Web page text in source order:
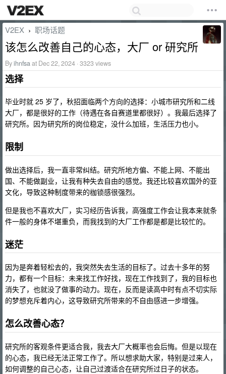
V2EX › 职场话题
该怎么改善自己的心态，大厂 or 研究所
Byihnfsaat Dec 22, 2024 · 3323 views
选择
毕业时就 25 岁了，秋招面临两个方向的选择：小城市研究所和二线
大厂，都是很好的工作（待遇在各自赛道里都很好）。我最后选择了
研究所。因为研究所的岗位稳定，没什么加班，生活压力也小。
限制
做出选择后，我一直非常纠结。研究所地方偏、不能上网、不能出
国、不能做副业，让我有种失去自由的感觉。我还比较喜欢国外的亚
文化，导致这种制度带来的枷锁感很强烈。
但是我也不喜欢大厂，实习经历告诉我，高强度工作会让我本来就条
件一般的身体不堪重负，而我找到的大厂工作都是都是比较忙的。
迷茫
因为是奔着轻松去的，我突然失去生活的目标了。过去十多年的努
力，都有一个目标：未来找工作好找，现在工作找到了，我的目标也
消失了，也就没了做事的动力。现在，反而是读高中时有点不切实际
的梦想充斥着内心，这导致研究所带来的不自由感进一步增强。
怎么改善心态？
研究所的客观条件更适合我，我去大厂大概率也会后悔。但是以现在
的心态，我已经无法正常工作了。所以想求助大家，特别是过来人，
如何调整的自己心态，让自己过渡适合在研究所过日子的状态。